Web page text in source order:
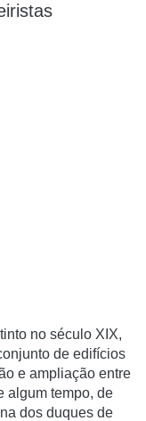
no século XIX,
de edifí­cios
e ampliação entre
algum tempo, de
dos duques de